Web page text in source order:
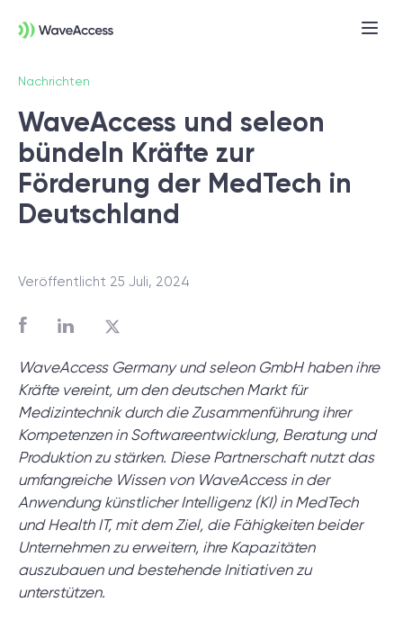
Nachrichten
WaveAccess und seleon
bündeln Kräfte zur
Förderung der MedTech in
Deutschland
Veröffentlicht 25 Juli, 2024
WaveAccess Germany und seleon GmbH haben ihre
Kräfte vereint, um den deutschen Markt für
Medizintechnik durch die Zusammenführung ihrer
Kompetenzen in Softwareentwicklung, Beratung und
Produktion zu stärken. Diese Partnerschaft nutzt das
umfangreiche Wissen von WaveAccess in der
Anwendung künstlicher Intelligenz (KI) in MedTech
und Health IT, mit dem Ziel, die Fähigkeiten beider
Unternehmen zu erweitern, ihre Kapazitäten
auszubauen und bestehende Initiativen zu
unterstützen.
brauchen?
In einer Discovery-Session klären wir Ihre
Anforderungen, definieren Ziele und legen
das Fundament für ein erfolgreiches
Projektsetup.
DISCOVERY-SESSION STARTEN